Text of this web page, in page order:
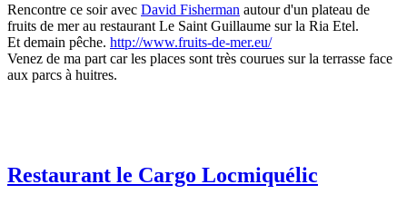
Rencontre ce soir avec David Fisherman autour d'un plateau de
fruits de mer au restaurant Le Saint Guillaume sur la Ria Etel.
Et demain pêche. http://www.fruits-de-mer.eu/
Venez de ma part car les places sont très courues sur la terrasse face
aux parcs à huitres.
Restaurant le Cargo Locmiquélic